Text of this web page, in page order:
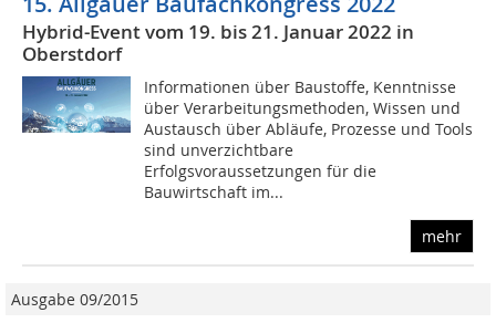
Hybrid-Event vom 19. bis 21. Januar 2022 in
Oberstdorf
Informationen über Baustoffe, Kenntnisse
über Verarbeitungsmethoden, Wissen und
Austausch über Abläufe, Prozesse und Tools
sind unverzichtbare
Erfolgsvoraussetzungen für die
Bauwirtschaft im...
mehr
Ausgabe 09/2015